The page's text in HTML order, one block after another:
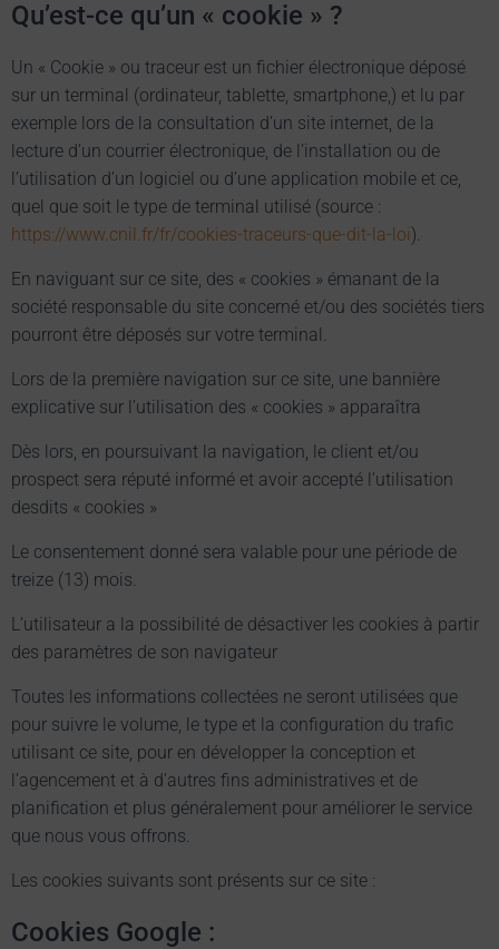
Qu’est-ce qu’un « cookie » ?
Un « Cookie » ou traceur est un fichier électronique déposé
sur un terminal (ordinateur, tablette, smartphone,) et lu par
exemple lors de la consultation d’un site internet, de la
lecture d’un courrier électronique, de l’installation ou de
l’utilisation d’un logiciel ou d’une application mobile et ce,
quel que soit le type de terminal utilisé (source :
https://www.cnil.fr/fr/cookies-traceurs-que-dit-la-loi).
En naviguant sur ce site, des « cookies » émanant de la
société responsable du site concerné et/ou des sociétés tiers
pourront être déposés sur votre terminal.
Lors de la première navigation sur ce site, une bannière
explicative sur l’utilisation des « cookies » apparaîtra
Dès lors, en poursuivant la navigation, le client et/ou
prospect sera réputé informé et avoir accepté l’utilisation
desdits « cookies »
Le consentement donné sera valable pour une période de
treize (13) mois.
L’utilisateur a la possibilité de désactiver les cookies à partir
des paramètres de son navigateur
Toutes les informations collectées ne seront utilisées que
pour suivre le volume, le type et la configuration du trafic
utilisant ce site, pour en développer la conception et
l’agencement et à d’autres fins administratives et de
planification et plus généralement pour améliorer le service
que nous vous offrons.
Les cookies suivants sont présents sur ce site :
Cookies Google :